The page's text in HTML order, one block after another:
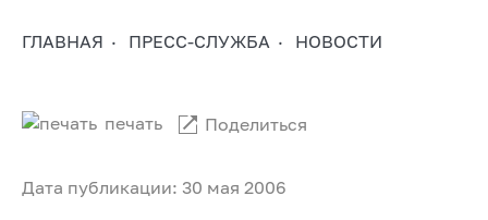
ГЛАВНАЯ ПРЕСС-СЛУЖБА НОВОСТИ
Дата публикации: 30 мая 2006
печать Поделиться